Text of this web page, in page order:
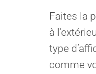
Faites la
à
type
comme